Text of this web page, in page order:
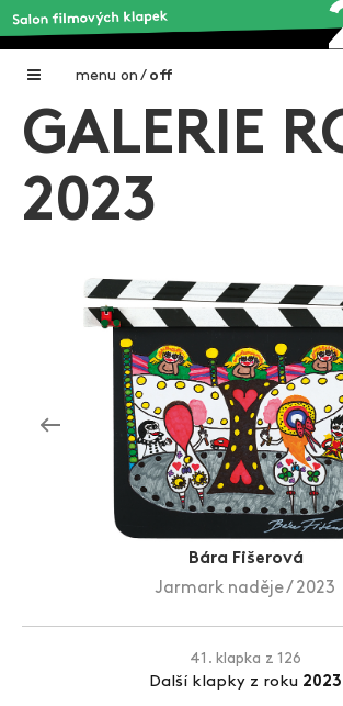
menu on / off
Home
Galerie filmových klapek
O projektu
Aktuální výstavy
Aukce filmových klapek
Aktuality
Zlín Film Festival
GALERIE
2023
Bára Fišerová
Jarmark naděje / 2023
41. klapka z 126
Další klapky z roku 2023